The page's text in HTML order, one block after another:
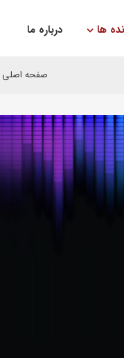
ها درباره ما
صفحه اصلی